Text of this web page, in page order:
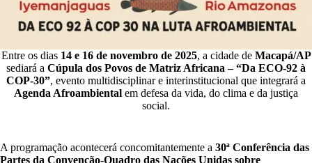
Entre os dias 14 e 16 de novembro de 2025, a cidade de Macapá/AP
sediará a Cúpula dos Povos de Matriz Africana – “Da ECO-92 à
COP-30”, evento multidisciplinar e interinstitucional que integrará a
Agenda Afroambiental em defesa da vida, do clima e da justiça
social.
A programação acontecerá concomitantemente a 30ª Conferência das
Partes da Convenção-Quadro das Nações Unidas sobre